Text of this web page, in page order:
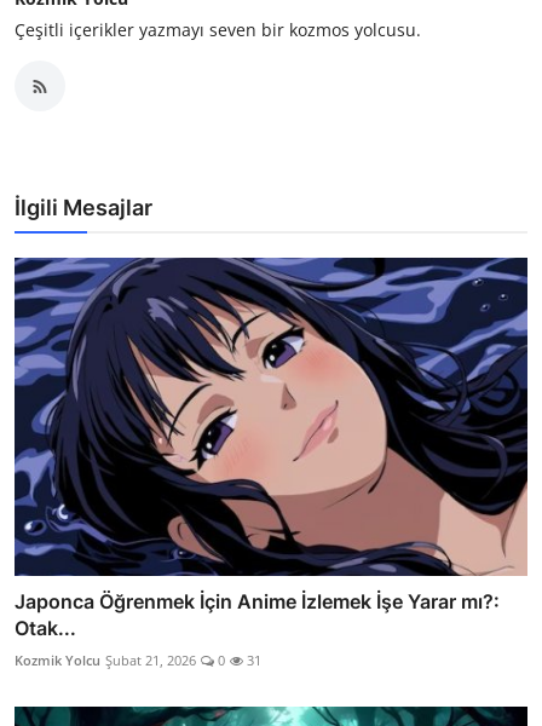
Çeşitli içerikler yazmayı seven bir kozmos yolcusu.
İlgili Mesajlar
Japonca Öğrenmek İçin Anime İzlemek İşe Yarar mı?:
Otak...
Kozmik Yolcu Şubat 21, 2026 0 31